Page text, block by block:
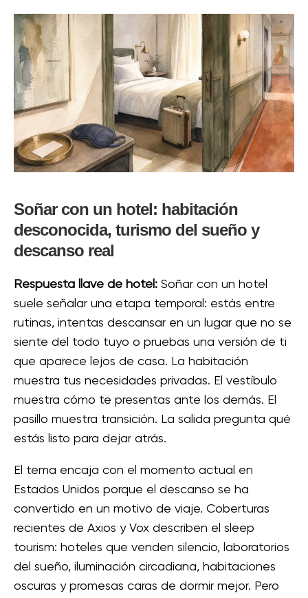
Soñar con un hotel: habitación
desconocida, turismo del sueño y
descanso real
Respuesta llave de hotel: Soñar con un hotel
suele señalar una etapa temporal: estás entre
rutinas, intentas descansar en un lugar que no se
siente del todo tuyo o pruebas una versión de ti
que aparece lejos de casa. La habitación
muestra tus necesidades privadas. El vestíbulo
muestra cómo te presentas ante los demás. El
pasillo muestra transición. La salida pregunta qué
estás listo para dejar atrás.
El tema encaja con el momento actual en
Estados Unidos porque el descanso se ha
convertido en un motivo de viaje. Coberturas
recientes de Axios y Vox describen el sleep
tourism: hoteles que venden silencio, laboratorios
del sueño, iluminación circadiana, habitaciones
oscuras y promesas caras de dormir mejor. Pero